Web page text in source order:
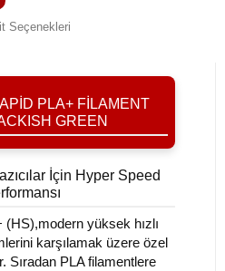
Seçenekleri
PLA+ FILAMENT
GREEN
İçin Hyper Speed
yüksek hızlı
karşılamak üzere özel
Sıradan PLA filamentlere